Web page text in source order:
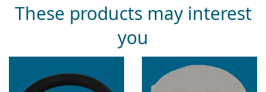
These products may interest
you